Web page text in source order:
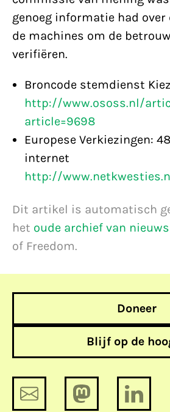
genoeg informatie had over
de machines om de
verifiëren.
Broncode stemdienst
http://www.ososs.nl/
article=9698
Europese Verkiezingen:
internet
http://
Dit artikel is automatisch
het oude archief van
of Freedom.
Doneer
Blijf op de